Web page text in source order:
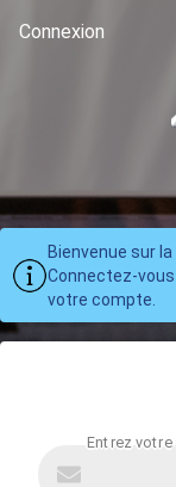
Connexion
Bienvenue sur la
Connectez-
votre compte.